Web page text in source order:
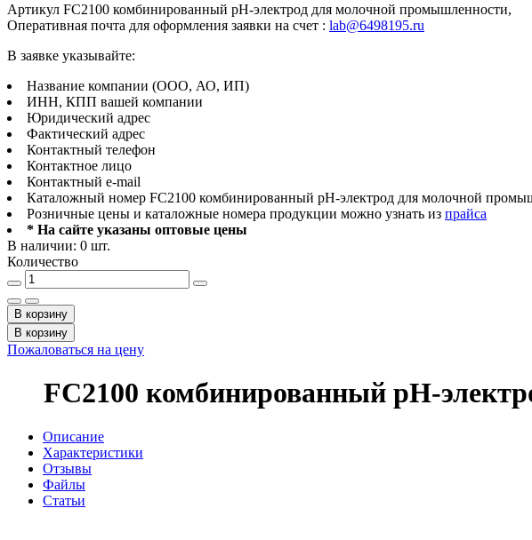
Артикул FC2100 комбинированный рН-электрод для молочной промышленности,
Оперативная почта для оформления заявки на счет : lab@6498195.ru
В заявке указывайте:
Название компании (ООО, АО, ИП)
ИНН, КПП вашей компании
Юридический адрес
Фактический адрес
Контактный телефон
Контактное лицо
Контактный e-mail
Каталожный номер FC2100 комбинированный рН-электрод для молочной
Розничные цены и каталожные номера продукции можно узнать из прайса
* На сайте указаны оптовые цены
В наличии: 0 шт.
Количество
В корзину
В корзину
Пожаловаться на цену
FC2100 комбинированный рН-
Описание
Характеристики
Отзывы
Файлы
Статьи